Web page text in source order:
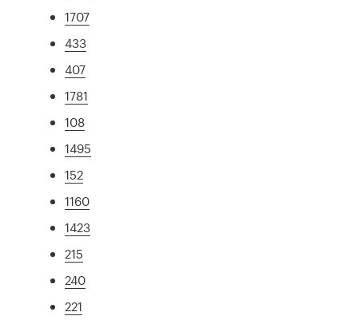
1707
433
407
1781
108
1495
152
1160
1423
215
240
221